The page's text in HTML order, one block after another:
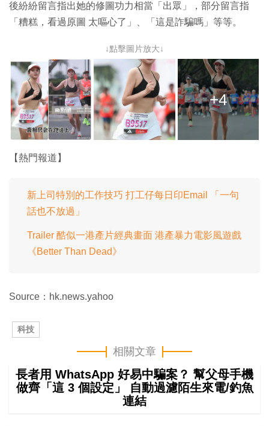
後紛紛留言指出她的修圖功力相當「出眾」，部分留言指
「糟糕，看過原圖 太嘔心了」、「這是詐騙嗎」等等。
↓點擊圖片放大↓
+4
【熱門報道】
新上司特別的工作技巧 打工仔每日印Email 「一句
話也不放過」
Trailer 酷似一港產片經典畫面 港產暴力電影風遊戲
《Better Than Dead》
Source：hk.news.yahoo
科技
相關文章
長者用 WhatsApp 好易中騙案？ 幫父母手機
做齊「這 3 個設定」 自動過濾陌生來電/釣魚
連結